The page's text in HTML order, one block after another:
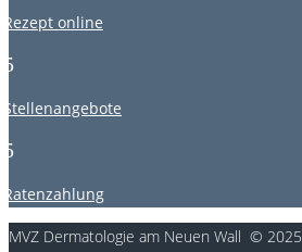
Rezept online
5
Stellenangebote
5
Ratenzahlung
MVZ Dermatologie am Neuen Wall © 2025